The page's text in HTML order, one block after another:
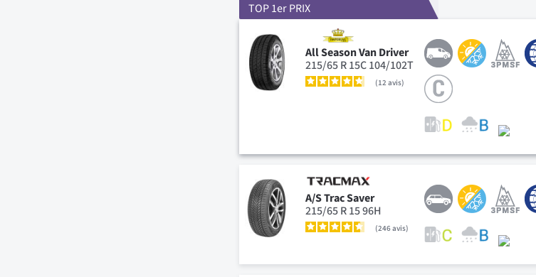
TOP 1er PRIX
All Season Van Driver
215/65 R 15C 104/102T
12avis
A/S Trac Saver
215/65 R 15 96H
246avis